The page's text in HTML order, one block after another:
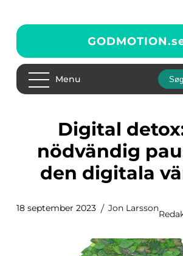
GODMOTION.
Menu
Digital detox: En
nödvändig
den digitala
18 september 2023 Jon Larsson